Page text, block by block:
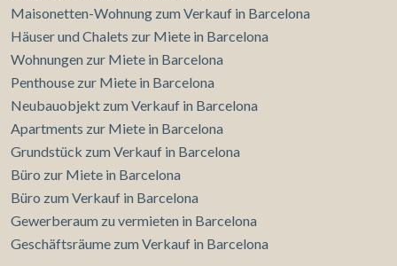
Maisonetten-Wohnung zum Verkauf in Barcelona
Häuser und Chalets zur Miete in Barcelona
Wohnungen zur Miete in Barcelona
Penthouse zur Miete in Barcelona
Neubauobjekt zum Verkauf in Barcelona
Apartments zur Miete in Barcelona
Grundstück zum Verkauf in Barcelona
Büro zur Miete in Barcelona
Büro zum Verkauf in Barcelona
Gewerberaum zu vermieten in Barcelona
Geschäftsräume zum Verkauf in Barcelona